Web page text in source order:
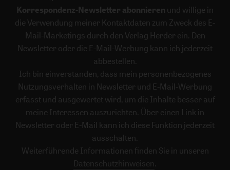
Korrespondenz-Newsletter abonnieren und willige in
die Verwendung meiner Kontaktdaten zum Zweck des E-
Mail-Marketings durch den Verlag Herder ein. Den
Newsletter oder die E-Mail-Werbung kann ich jederzeit
abbestellen.
Ich bin einverstanden, dass mein personenbezogenes
Nutzungsverhalten in Newsletter und E-Mail-Werbung
erfasst und ausgewertet wird, um die Inhalte besser auf
meine Interessen auszurichten. Über einen Link in
Newsletter oder E-Mail kann ich diese Funktion jederzeit
ausschalten.
Weiterführende Informationen finden Sie in unseren
Datenschutzhinweisen .